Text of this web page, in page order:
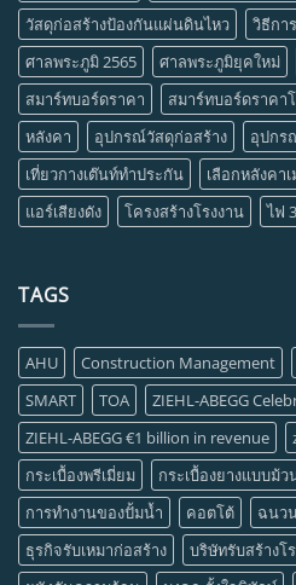
วัสดุก่อสร้างป้องกันแผ่นดินไหว
วิธีกา
ศาลพระภูมิ 2565
ศาลพระภูมิยุคใหม่
สมาร์ทบอร์ดราคา
สมาร์ทบอร์ดราคา
หลังคา
อุปกรณ์วัสดุก่อสร้าง อุปกร
เที่ยวกางเต๊นท์ทำประกัน
เลือกหลังคา
แอร์เสียงดัง
โครงสร้างโรงงาน ไฟ
TAGS
AHU Construction Management
SMART
TOA
ZIEHL-ABEGG
ZIEHL-ABEGG €1 billion in revenue
กระเบื้องพรีเมี่ยม
กระเบื้องยางแบบม้ว
การทำงานของปั้มน้ำ
คอตโต้ ฉนว
ธุรกิจรับเหมาก่อสร้าง
บริษัทรับสร้างโ